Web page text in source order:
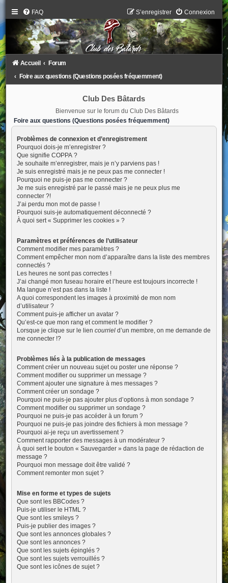
FAQ Connexion
S’enregistrer
Accueil
Forum
Foire aux questions (Questions posées fréquemment)
Club Des Bâtards
Bienvenue sur le forum du Club Des Bâtards
Foire aux questions (Questions posées fréquemment)
Problèmes de connexion et d’enregistrement
Pourquoi dois-je m’enregistrer ?
Que signifie COPPA ?
Je souhaite m’enregistrer, mais je n’y parviens pas !
Je suis enregistré mais je ne peux pas me connecter !
Pourquoi ne puis-je pas me connecter ?
Je me suis enregistré par le passé mais je ne peux plus me
connecter ?!
J’ai perdu mon mot de passe !
Pourquoi suis-je automatiquement déconnecté ?
À quoi sert « Supprimer les cookies » ?
Paramètres et préférences de l’utilisateur
Comment modifier mes paramètres ?
Comment empêcher mon nom d’apparaître dans la liste des membres
connectés ?
Les heures ne sont pas correctes !
J’ai changé mon fuseau horaire et l’heure est toujours incorrecte !
Ma langue n’est pas dans la liste !
A quoi correspondent les images à proximité de mon nom
d’utilisateur ?
Comment puis-je afficher un avatar ?
Qu’est-ce que mon rang et comment le modifier ?
Lorsque je clique sur le lien courrield’un membre, on me demande de
me connecter !?
Problèmes liés à la publication de messages
Comment créer un nouveau sujet ou poster une réponse ?
Comment modifier ou supprimer un message ?
Comment ajouter une signature à mes messages ?
Comment créer un sondage ?
Pourquoi ne puis-je pas ajouter plus d’options à mon sondage ?
Comment modifier ou supprimer un sondage ?
Pourquoi ne puis-je pas accéder à un forum ?
Pourquoi ne puis-je pas joindre des fichiers à mon message ?
Pourquoi ai-je reçu un avertissement ?
Comment rapporter des messages à un modérateur ?
À quoi sert le bouton « Sauvegarder » dans la page de rédaction de
message ?
Pourquoi mon message doit être validé ?
Comment remonter mon sujet ?
Mise en forme et types de sujets
Que sont les BBCodes ?
Puis-je utiliser le HTML ?
Que sont les smileys ?
Puis-je publier des images ?
Que sont les annonces globales ?
Que sont les annonces ?
Que sont les sujets épinglés ?
Que sont les sujets verrouillés ?
Que sont les icônes de sujet ?